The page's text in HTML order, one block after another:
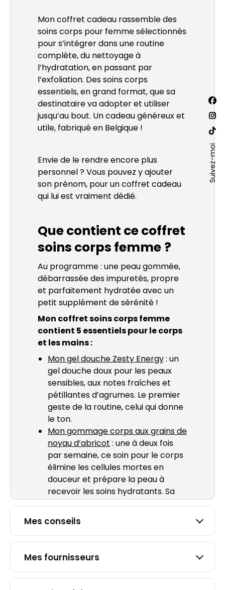
Mon coffret cadeau rassemble des
soins corps pour femme sélectionnés
pour s’intégrer dans une routine
complète, du nettoyage à
l’hydratation, en passant par
l’exfoliation. Des soins corps
essentiels, en grand format, que sa
destinataire va adopter et utiliser
jusqu’au bout. Un cadeau généreux et
utile, fabriqué en Belgique !
Envie de le rendre encore plus
personnel ? Vous pouvez y ajouter
son prénom, pour un coffret cadeau
qui lui est vraiment dédié.
Que contient ce coffret
soins corps femme ?
Au programme : une peau gommée,
débarrassée des impuretés, propre
et parfaitement hydratée avec un
petit supplément de sérénité !
Mon coffret soins corps femme
contient 5 essentiels pour le corps
et les mains :
Mon gel douche Zesty Energy: un
gel douche doux pour les peaux
sensibles, aux notes fraîches et
pétillantes d’agrumes. Le premier
geste de la routine, celui qui donne
le ton.
Mon gommage corps aux grains de
noyau d’abricot : une à deux fois
par semaine, ce soin pour le corps
élimine les cellules mortes en
douceur et prépare la peau à
recevoir les soins hydratants. Sa
texture gel se transforme en lait au
contact de l’eau et son parfum
fleuri aux notes de mimosa fait le
reste.
Mon lait corps hydratant
onctueux, non collant. Formulé au
beurre de karité bio, il hydrate et
Mes conseils
Mes fournisseurs
Suivez-moi
sur :
La
une
La
La
Site